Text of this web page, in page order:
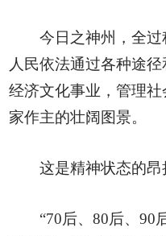
今日之神州，全过
人民依法通过各种途
经济文化事业，管理
家作主的壮阔图景。
这是精神状态的
“70后、80后、90